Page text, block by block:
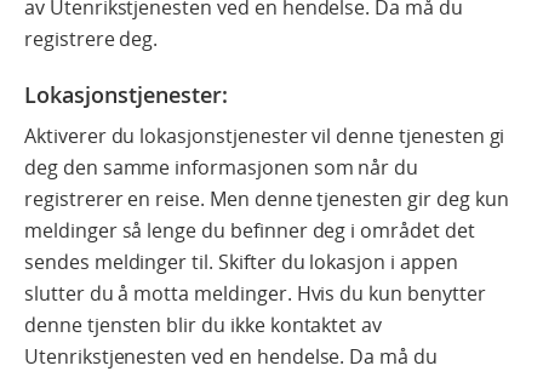
av Utenrikstjenesten ved en hendelse. Da må du
registrere deg.
Lokasjonstjenester:
Aktiverer du lokasjonstjenester vil denne tjenesten gi
deg den samme informasjonen som når du
registrerer en reise. Men denne tjenesten gir deg kun
meldinger så lenge du befinner deg i området det
sendes meldinger til. Skifter du lokasjon i appen
slutter du å motta meldinger. Hvis du kun benytter
denne tjensten blir du ikke kontaktet av
Utenrikstjenesten ved en hendelse. Da må du